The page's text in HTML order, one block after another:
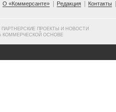
О «Коммерсанте»
Редакция Контакты
ПРОЕКТЫ И НОВОСТИ
КОММЕРЧЕСКОЙ ОСНОВЕ